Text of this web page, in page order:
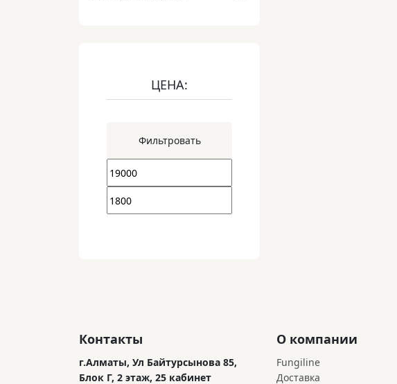
ЦЕНА:
Фильтровать
Контакты
г.Алматы, Ул Байтурсынова 85,
Блок Г, 2 этаж, 25 кабинет
О компании
Fungiline
Доставка